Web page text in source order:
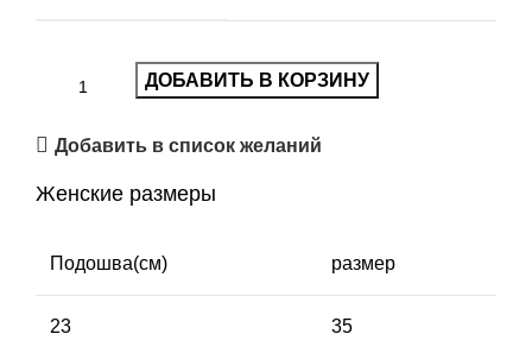
ДОБАВИТЬ В КОРЗИНУ
Добавить в список желаний
Женские размеры
Подошва(см) размер
23 35